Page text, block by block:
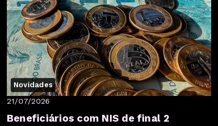
Novidades
21/07/2026
Beneficiários com NIS de final 2